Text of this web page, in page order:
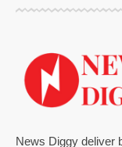
News Diggy deliver